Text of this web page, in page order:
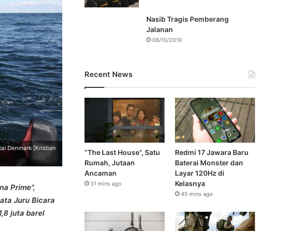
Denmark [Kristian
Prime”,
Juru Bicara
juta barel
Nasib Tragis Pemberang
Jalanan
08/10/2019
Recent News
“The Last House”, Satu
Rumah, Jutaan
Ancaman
31 mins ago
Redmi 17 Jawara Baru
Baterai Monster dan
Layar 120Hz di
Kelasnya
45 mins ago